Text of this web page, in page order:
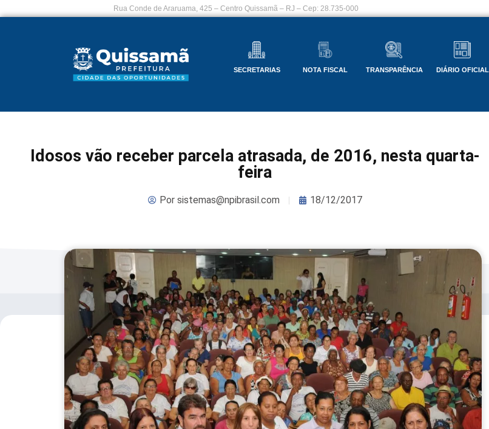
Rua Conde de Araruama, 425 – Centro Quissamã – RJ – Cep: 28.735-000
SECRETARIAS NOTA FISCAL TRANSPARÊNCIA DIÁRIO OFICIAL
Idosos vão receber parcela atrasada, de 2016, nesta quarta-
feira
Porsistemas@npibrasil.com 18/12/2017